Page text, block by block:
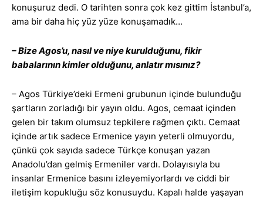
konuşuruz dedi. O tarihten sonra çok kez gittim İstanbul’a,
ama bir daha hiç yüz yüze konuşamadık…
– Bize Agos’u, nasıl ve niye kurulduğunu, fikir
babalarının kimler olduğunu, anlatır mısınız?
– Agos Türkiye’deki Ermeni grubunun içinde bulunduğu
şartların zorladığı bir yayın oldu. Agos, cemaat içinden
gelen bir takım olumsuz tepkilere rağmen çıktı. Cemaat
içinde artık sadece Ermenice yayın yeterli olmuyordu,
çünkü çok sayıda sadece Türkçe konuşan yazan
Anadolu’dan gelmiş Ermeniler vardı. Dolayısıyla bu
insanlar Ermenice basını izleyemiyorlardı ve ciddi bir
iletişim kopukluğu söz konusuydu. Kapalı halde yaşayan